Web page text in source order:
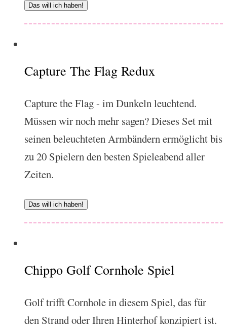
Das will ich haben!
Capture The Flag Redux
Capture the Flag - im Dunkeln leuchtend.
Müssen wir noch mehr sagen? Dieses Set mit
seinen beleuchteten Armbändern ermöglicht bis
zu 20 Spielern den besten Spieleabend aller
Zeiten.
Das will ich haben!
Chippo Golf Cornhole Spiel
Golf trifft Cornhole in diesem Spiel, das für
den Strand oder Ihren Hinterhof konzipiert ist.